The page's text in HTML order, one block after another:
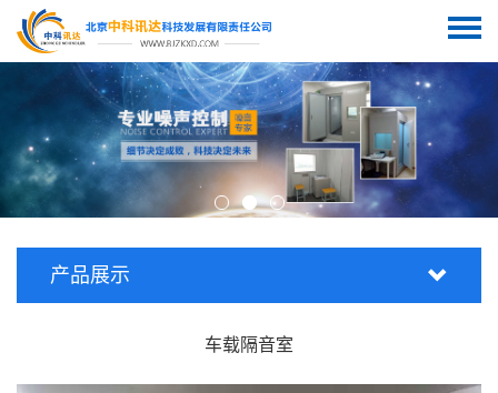
产品展示
车载隔音室